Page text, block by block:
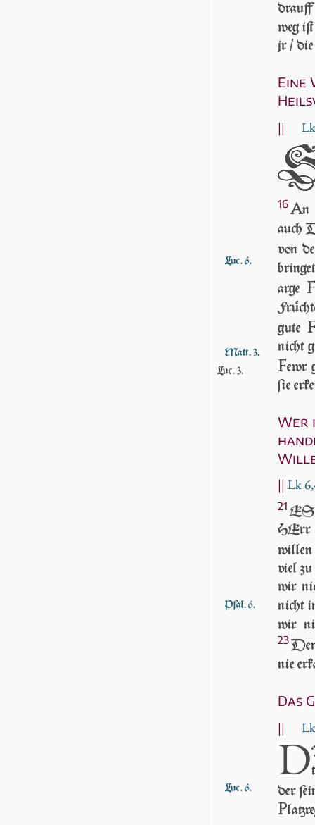
weg
jr /
Eine
||
Luc. 6.
Matt. 3.
Luc. 3.
16An
auch
von
arge
gute
nicht
Fewr
ſie
Pſal. 6.
Luc. 6.
Wer
|| Lk 6,
21 ES
HErr
willen
viel
wir
nicht
wir
23
nie
Das
||
D
der
P